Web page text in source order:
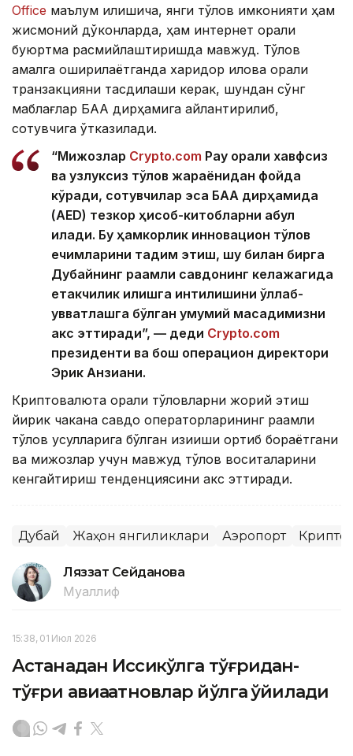
Office маълум қилишича, янги тўлов имконияти ҳам
жисмоний дўконларда, ҳам интернет орқали
буюртма расмийлаштиришда мавжуд. Тўлов
амалга оширилаётганда харидор илова орқали
транзакцияни тасдиқлаши керак, шундан сўнг
маблағлар БАА дирҳамига айлантирилиб,
сотувчига ўтказилади.
“Мижозлар Crypto.com Pay орқали хавфсиз
ва узлуксиз тўлов жараёнидан фойда
кўради, сотувчилар эса БАА дирҳамида
(AED) тезкор ҳисоб-китобларни қабул
қилади. Бу ҳамкорлик инновацион тўлов
ечимларини тақдим этиш, шу билан бирга
Дубайнинг рақамли савдонинг келажагида
етакчилик қилишга интилишини қўллаб-
қувватлашга бўлган умумий мақсадимизни
акс эттиради”, — деди Crypto.com
президенти ва бош операцион директори
Эрик Анзиани.
Криптовалюта орқали тўловларни жорий этиш
йирик чакана савдо операторларининг рақамли
тўлов усулларига бўлган қизиқиши ортиб бораётгани
ва мижозлар учун мавжуд тўлов воситаларини
кенгайтириш тенденциясини акс эттиради.
Дубай Жаҳон янгиликлари Аэропорт
Ляззат Сейданова
Муаллиф
15:38, 01 Июл 2026
Астанадан Иссиқкўлга тўғридан-
тўғри авиақатновлар йўлга қўйилади